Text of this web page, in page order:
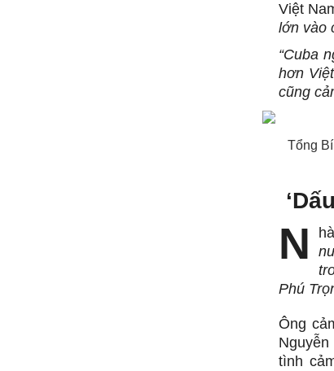
Việt
lớn vào
“Cuba
hơn
cũng
Tổng
N
Phú
Ông
tình